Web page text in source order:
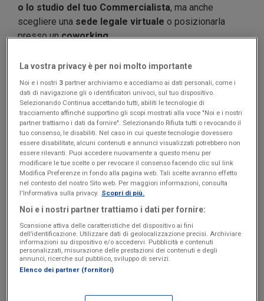
o lo studio del tuo Commercialista, ma anche
scegliere una sede legale virtuale o posizionarla
presso uncoworking.
La devi riportare nell’atto costitutivo e nello statuto
della tua società e comunicarla al Registro delle
Imprese e all’Agenzia delle Entrate. Non hai l’obbligo di
indicare l’indirizzo completo, ma puoi limitarti anche al
Comune.
Ti consigliamo di scegliere la sede legale con molta
attenzione, perché:
può precludere l’accesso ad alcune
agevolazioni. Oggi è sempre più diffusa la moda
di stabilire la sede legale in Svizzera, a San
Marino o in altri stati con vantaggi fiscali; tuttavia
per aver diritto alle agevolazioni previste dallo
Stato Italiano, ad esempio quelle sulle startup,
devi avere la sede legale in Italia.
La vostra privacy è per noi molto importante
Noi e i nostri 3 partner archiviamo e accediamo ai dati personali, come i
dati di navigazione gli o identificatori univoci, sul tuo dispositivo.
Selezionando Continua accettando tutti, abiliti le tecnologie di
tracciamento affinché supportino gli scopi mostrati alla voce "Noi e i nostri
partner trattiamo i dati da fornire". Selezionando Rifiuta tutti o revocando il
tuo consenso, le disabiliti. Nel caso in cui queste tecnologie dovessero
essere disabilitate, alcuni contenuti e annunci visualizzati potrebbero non
essere rilevanti. Puoi accedere nuovamente a questo menu per
modificare le tue scelte o per revocare il consenso facendo clic sul link
Modifica Preferenze in fondo alla pagina web. Tali scelte avranno effetto
nel contesto del nostro Sito web. Per maggiori informazioni, consulta
l'Informativa sulla privacy. Scopri di più.
Noi e i nostri partner trattiamo i dati per fornire:
Scansione attiva delle caratteristiche del dispositivo ai fini
dell’identificazione. Utilizzare dati di geolocalizzazione precisi. Archiviare
informazioni su dispositivo e/o accedervi. Pubblicità e contenuti
personalizzati, misurazione delle prestazioni dei contenuti e degli
annunci, ricerche sul pubblico, sviluppo di servizi.
Elenco dei partner (fornitori)